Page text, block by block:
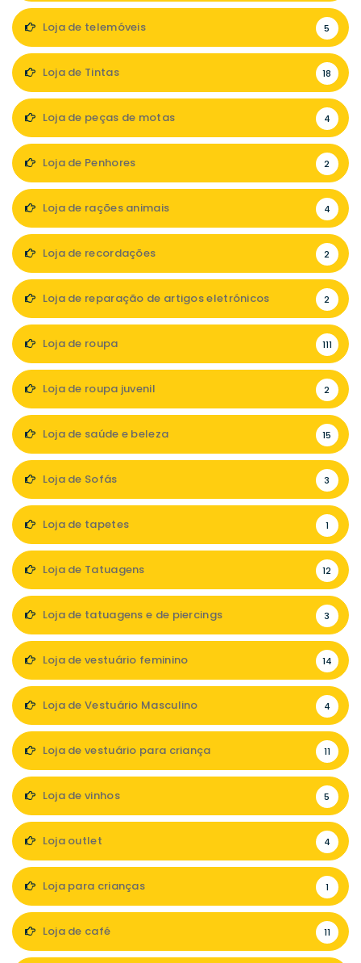
Loja de telemóveis 5
Loja de Tintas 18
Loja de peças de motas 4
Loja de Penhores 2
Loja de rações animais 4
Loja de recordações 2
Loja de reparação de artigos eletrónicos 2
Loja de roupa 111
Loja de roupa juvenil 2
Loja de saúde e beleza 15
Loja de Sofás 3
Loja de tapetes 1
Loja de Tatuagens 12
Loja de tatuagens e de piercings 3
Loja de vestuário feminino 14
Loja de Vestuário Masculino 4
Loja de vestuário para criança 11
Loja de vinhos 5
Loja outlet 4
Loja para crianças 1
Loja de café 11